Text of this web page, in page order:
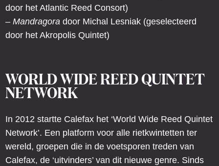
door het Atlantic Reed Consort)
– Mandragora door Michal Lesniak (geselecteerd
door het Akropolis Quintet)
WORLD WIDE REED QUINTET
NETWORK
In 2012 startte Calefax het ‘World Wide Reed Quintet
Network’. Een platform voor alle rietkwintetten ter
wereld, groepen die in de voetsporen treden van
Calefax, de ‘uitvinders’ van dit nieuwe genre. Sinds